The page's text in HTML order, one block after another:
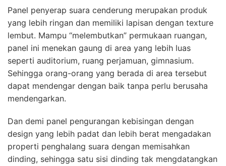
Panel penyerap suara cenderung merupakan produk
yang lebih ringan dan memiliki lapisan dengan texture
lembut. Mampu “melembutkan” permukaan ruangan,
panel ini menekan gaung di area yang lebih luas
seperti auditorium, ruang perjamuan, gimnasium.
Sehingga orang-orang yang berada di area tersebut
dapat mendengar dengan baik tanpa perlu berusaha
mendengarkan.
Dan demi panel pengurangan kebisingan dengan
design yang lebih padat dan lebih berat mengadakan
properti penghalang suara dengan memisahkan
dinding, sehingga satu sisi dinding tak mengdatangkan